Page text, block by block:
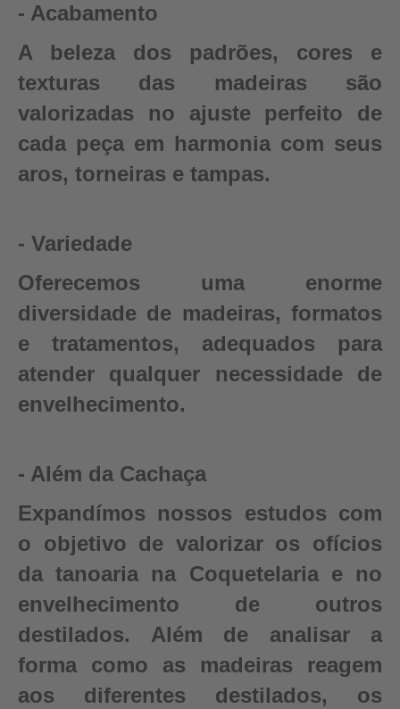
- Acabamento
A beleza dos padrões, cores e
texturas das madeiras são
valorizadas no ajuste perfeito de
cada peça em harmonia com seus
aros, torneiras e tampas.
- Variedade
Oferecemos uma enorme
diversidade de madeiras, formatos
e tratamentos, adequados para
atender qualquer necessidade de
envelhecimento.
- Além da Cachaça
Expandímos nossos estudos com
o objetivo de valorizar os ofícios
da tanoaria na Coquetelaria e no
envelhecimento de outros
destilados. Além de analisar a
forma como as madeiras reagem
aos diferentes destilados, os